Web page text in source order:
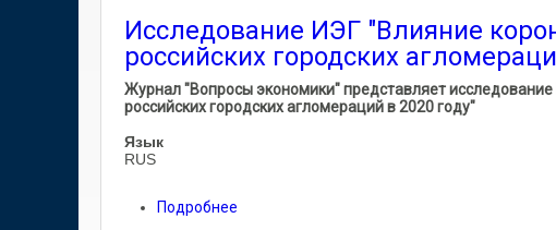
Исследование ИЭГ "Влияние
российских городских
Журнал "Вопросы экономики" представляет
российских городских агломераций в 2020 году"
Язык
RUS
Подробнее